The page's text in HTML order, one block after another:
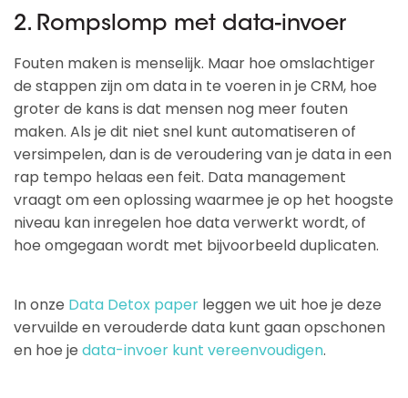
2. Rompslomp met data-invoer
Fouten maken is menselijk. Maar hoe omslachtiger
de stappen zijn om data in te voeren in je CRM, hoe
groter de kans is dat mensen nog meer fouten
maken. Als je dit niet snel kunt automatiseren of
versimpelen, dan is de veroudering van je data in een
rap tempo helaas een feit. Data management
vraagt om een oplossing waarmee je op het hoogste
niveau kan inregelen hoe data verwerkt wordt, of
hoe omgegaan wordt met bijvoorbeeld duplicaten.
In onze Data Detox paper leggen we uit hoe je deze
vervuilde en verouderde data kunt gaan opschonen
en hoe je data-invoer kunt vereenvoudigen.